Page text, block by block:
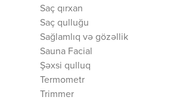
Saç qırxan
Saç qulluğu
Sağlamlıq və gözəllik
Sauna Facial
Şəxsi qulluq
Termometr
Trimmer